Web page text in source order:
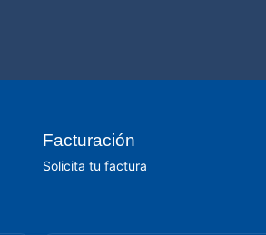
Facturación
Solicita tu factura